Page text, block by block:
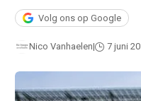
Volg ons op Google
Nico Vanhaelen 7 juni